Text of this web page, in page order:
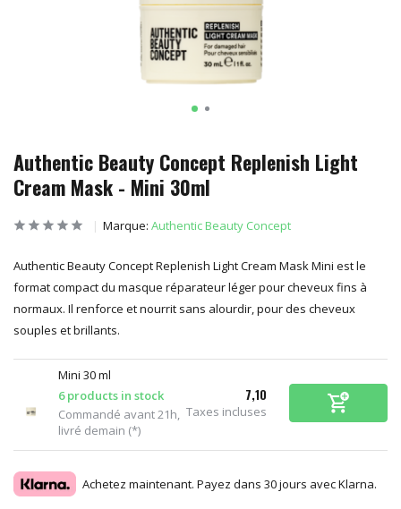
Authentic Beauty Concept Replenish Light
Cream Mask - Mini 30ml
Marque: Authentic Beauty Concept
Authentic Beauty Concept Replenish Light Cream Mask Mini est le
format compact du masque réparateur léger pour cheveux fins à
normaux. Il renforce et nourrit sans alourdir, pour des cheveux
souples et brillants.
Mini 30 ml
6 products in stock
Commandé avant 21h,
livré demain (*)
7,10
Taxes incluses
Achetez maintenant. Payez dans 30 jours avec Klarna.